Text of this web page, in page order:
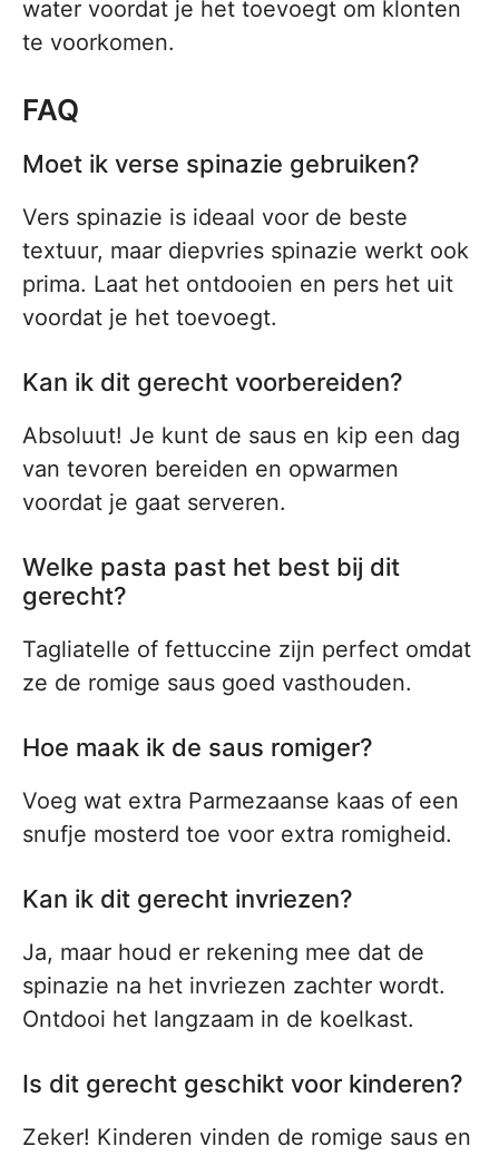
water voordat je het toevoegt om klonten
te voorkomen.
FAQ
Moet ik verse spinazie gebruiken?
Vers spinazie is ideaal voor de beste
textuur, maar diepvries spinazie werkt ook
prima. Laat het ontdooien en pers het uit
voordat je het toevoegt.
Kan ik dit gerecht voorbereiden?
Absoluut! Je kunt de saus en kip een dag
van tevoren bereiden en opwarmen
voordat je gaat serveren.
Welke pasta past het best bij dit
gerecht?
Tagliatelle of fettuccine zijn perfect omdat
ze de romige saus goed vasthouden.
Hoe maak ik de saus romiger?
Voeg wat extra Parmezaanse kaas of een
snufje mosterd toe voor extra romigheid.
Kan ik dit gerecht invriezen?
Ja, maar houd er rekening mee dat de
spinazie na het invriezen zachter wordt.
Ontdooi het langzaam in de koelkast.
Is dit gerecht geschikt voor kinderen?
Zeker! Kinderen vinden de romige saus en